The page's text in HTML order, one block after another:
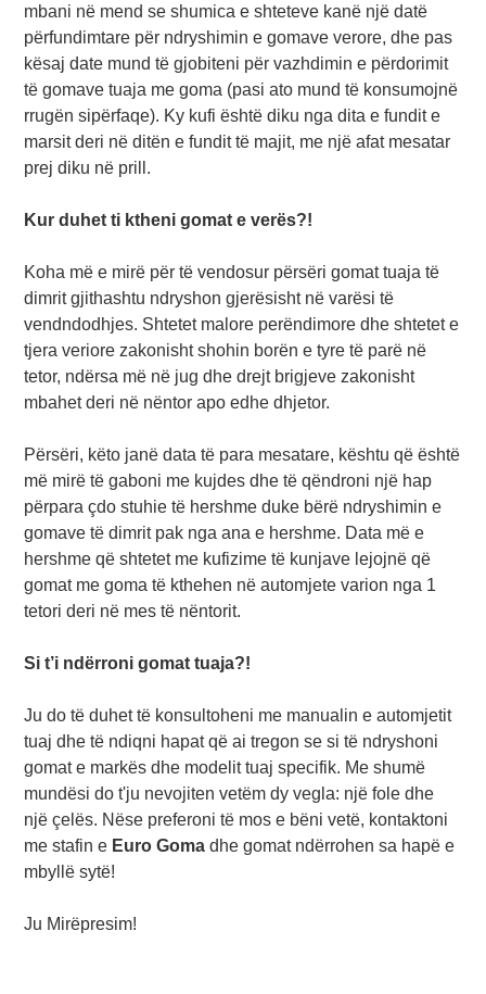
mbani në mend se shumica e shteteve kanë një datë
përfundimtare për ndryshimin e gomave verore, dhe pas
kësaj date mund të gjobiteni për vazhdimin e përdorimit
të gomave tuaja me goma (pasi ato mund të konsumojnë
rrugën sipërfaqe). Ky kufi është diku nga dita e fundit e
marsit deri në ditën e fundit të majit, me një afat mesatar
prej diku në prill.
Kur duhet ti ktheni gomat e verës?!
Koha më e mirë për të vendosur përsëri gomat tuaja të
dimrit gjithashtu ndryshon gjerësisht në varësi të
vendndodhjes. Shtetet malore perëndimore dhe shtetet e
tjera veriore zakonisht shohin borën e tyre të parë në
tetor, ndërsa më në jug dhe drejt brigjeve zakonisht
mbahet deri në nëntor apo edhe dhjetor.
Përsëri, këto janë data të para mesatare, kështu që është
më mirë të gaboni me kujdes dhe të qëndroni një hap
përpara çdo stuhie të hershme duke bërë ndryshimin e
gomave të dimrit pak nga ana e hershme. Data më e
hershme që shtetet me kufizime të kunjave lejojnë që
gomat me goma të kthehen në automjete varion nga 1
tetori deri në mes të nëntorit.
Si t’i ndërroni gomat tuaja?!
Ju do të duhet të konsultoheni me manualin e automjetit
tuaj dhe të ndiqni hapat që ai tregon se si të ndryshoni
gomat e markës dhe modelit tuaj specifik. Me shumë
mundësi do t'ju nevojiten vetëm dy vegla: një fole dhe
një çelës. Nëse preferoni të mos e bëni vetë, kontaktoni
me stafin e Euro Goma dhe gomat ndërrohen sa hapë e
mbyllë sytë!
Ju Mirëpresim!